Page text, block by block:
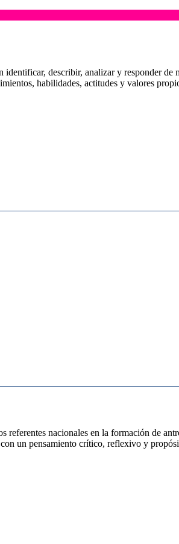
describir, analizar y responder
habilidades, actitudes y valores
nacionales en la formación de
un pensamiento crítico, reflexivo y